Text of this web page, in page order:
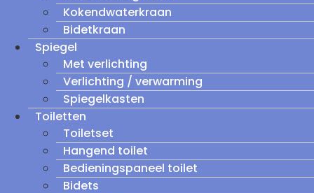
Kokendwaterkraan
Bidetkraan
Spiegel
Met verlichting
Verlichting / verwarming
Spiegelkasten
Toiletten
Toiletset
Hangend toilet
Bedieningspaneel toilet
Bidets